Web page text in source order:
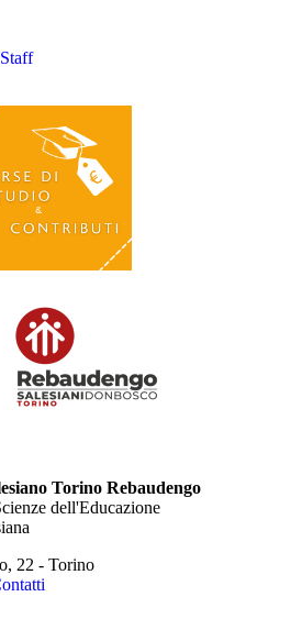
Torino Rebaudengo
dell'Educazione
22 - Torino